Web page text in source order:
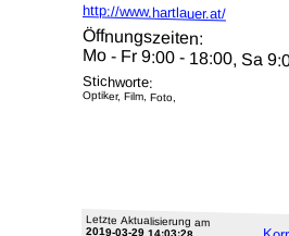
http://www.hartlauer.at/
Öffnungszeiten:
Mo - Fr 9:00 - 18:00, Sa
Stichworte:
Optiker, Film, Foto,
Letzte Aktu­alisie­rung am
2019-03-29 14:03:28